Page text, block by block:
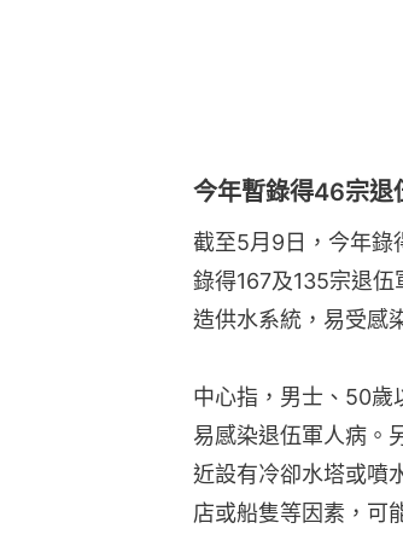
今年暫錄得46宗退
截至5月9日，今年
錄得167及135宗退
造供水系統，易受感
中心指，男士、50歲
易感染退伍軍人病。
近設有冷卻水塔或噴
店或船隻等因素，可